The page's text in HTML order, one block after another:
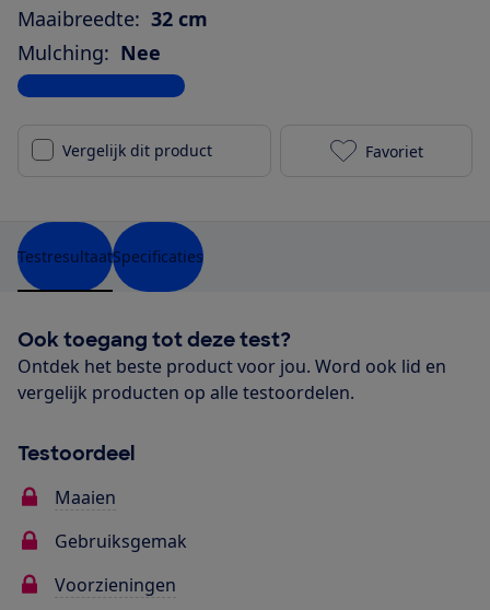
Maaibreedte: 32 cm
Mulching: Nee
Bekijk alle specificaties
Vergelijk dit product Powerplus
Favoriet
TestresultaatSpecificaties
Ook toegang tot deze test?
Ontdek het beste product voor jou. Word ook lid en
vergelijk producten op alle testoordelen.
Testoordeel
Maaien
Gebruiksgemak
Voorzieningen